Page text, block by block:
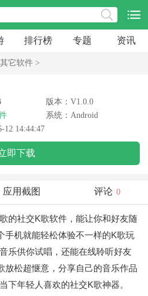
排行榜 专题 资讯
其它软件 >
版本：V1.0.0
系统：Android
12 14:44:47
即下载
应用截图 评论 0
的社交K歌软件，能让你和好友随
手机就能轻松体验不一样的K歌玩
乐供你试唱，还能在线聆听好友
放松超惬意，分享自己的音乐作品
下年轻人喜欢的社交K歌神器。